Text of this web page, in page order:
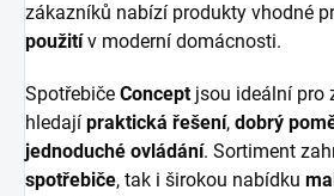
zákazníků nabízí produkty vhodné
použitív moderní domácnosti.
Spotřebiče Conceptjsou ideální pro
hledají praktická řešení, dobrý
jednoduché ovládání. Sortiment
spotřebiče, tak i širokou nabídku